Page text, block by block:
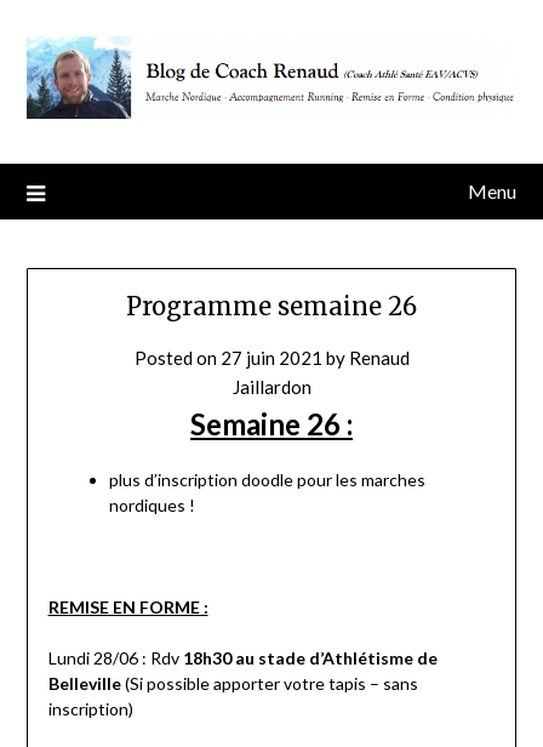
content
Menu
Programme semaine 26
Posted on 27 juin 2021 by Renaud
Jaillardon
Semaine 26 :
plus d’inscription doodle pour les marches
nordiques !
REMISE EN FORME :
Lundi 28/06 : Rdv 18h30 au stade d’Athlétisme de
Belleville(Si possible apporter votre tapis – sans
inscription)